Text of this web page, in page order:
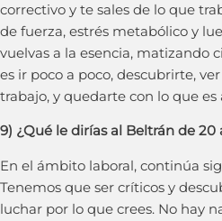
correctivo y te sales de lo que
de fuerza, estrés metabólico y
vuelvas a la esencia, matizando
es ir poco a poco, descubrirte,
trabajo, y quedarte con lo que es
9) ¿Qué le dirías al Beltrán de 20
En el ámbito laboral, continúa
Tenemos que ser críticos y
luchar por lo que crees. No hay